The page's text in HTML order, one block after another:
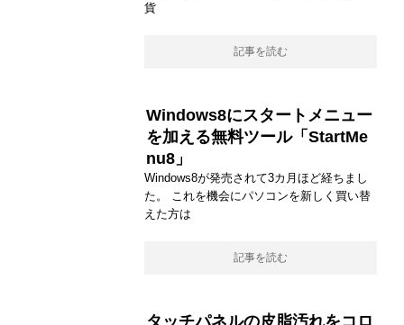
貨
記事を読む
Windows8にスタートメニュー
を加える無料ツール「StartMe
nu8」
Windows8が発売されて3カ月ほど経ちまし
た。 これを機会にパソコンを新しく買い替
えた方は
記事を読む
タッチパネルの皮脂汚れをコロ